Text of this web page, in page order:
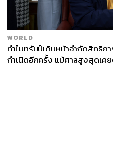
WORLD
ทำไมทรัมป์เดินหน้าจำกัดสิทธิก
กำเนิดอีกครั้ง แม้ศาลสูงสุดเค